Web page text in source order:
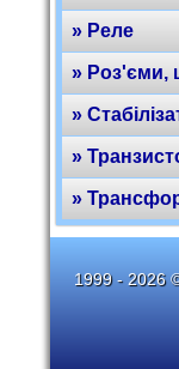
» Реле
» Роз'єми,
»
»
»
1999 - 2026